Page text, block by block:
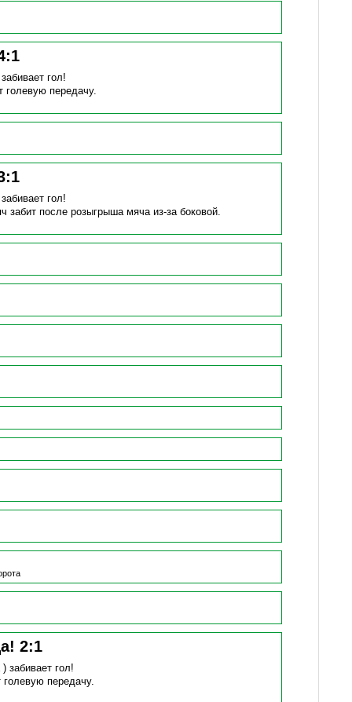
:1
забивает гол!
голевую передачу.
:1
забивает гол!
забит после розыгрыша мяча из-за боковой.
2:1
) забивает гол!
голевую передачу.